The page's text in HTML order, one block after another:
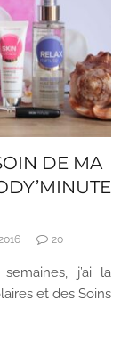
DE MA
20
j’ai la
et des Soins